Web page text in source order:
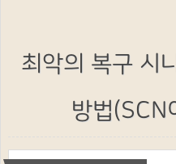
최악의 복구 시
방법(SCN